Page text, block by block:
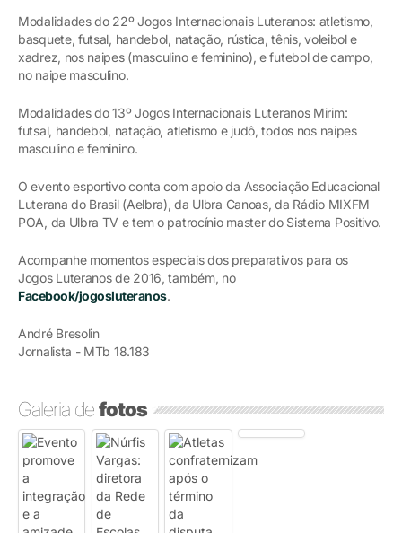
Modalidades do 22º Jogos Internacionais Luteranos: atletismo,
basquete, futsal, handebol, natação, rústica, tênis, voleibol e
xadrez, nos naipes (masculino e feminino), e futebol de campo,
no naipe masculino.
Modalidades do 13º Jogos Internacionais Luteranos Mirim:
futsal, handebol, natação, atletismo e judô, todos nos naipes
masculino e feminino.
O evento esportivo conta com apoio da Associação Educacional
Luterana do Brasil (Aelbra), da Ulbra Canoas, da Rádio MIXFM
POA, da Ulbra TV e tem o patrocínio master do Sistema Positivo.
Acompanhe momentos especiais dos preparativos para os
Jogos Luteranos de 2016, também, no
Facebook/jogosluteranos.
André Bresolin
Jornalista - MTb 18.183
Galeria defotos